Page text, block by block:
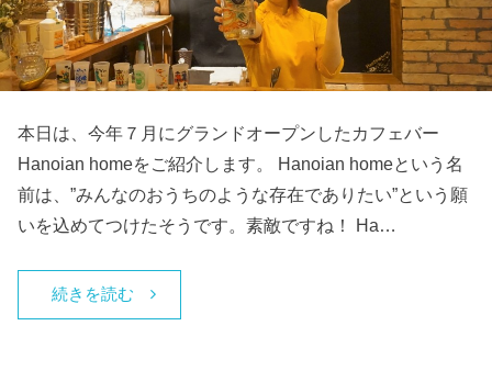
本日は、今年７月にグランドオープンしたカフェバー
Hanoian homeをご紹介します。 Hanoian homeという名
前は、”みんなのおうちのような存在でありたい”という願
いを込めてつけたそうです。素敵ですね！ Ha…
続きを読む